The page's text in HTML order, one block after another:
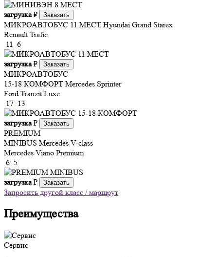
загрузка₽ Заказать
МИКРОАВТОБУС 11 МЕСТ Hyundai Grand Starex
Renault Trafic
11 6
загрузка₽ Заказать
МИКРОАВТОБУС
15-18 КОМФОРТ Mercedes Sprinter
Ford Tranzit Luxe
17 13
загрузка₽ Заказать
PREMIUM
MINIBUS Mercedes V-class
Mercedes Viano Premium
6 5
загрузка₽ Заказать
Запросить другой класс / маршрут
Преимущества
Сервис